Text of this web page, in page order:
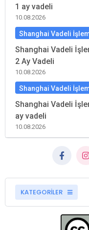
1 ay vadeli
10.08.2026
Shanghai Vadeli
Shanghai Vadeli
2 Ay Vadeli
10.08.2026
Shanghai Vadeli
Shanghai Vadeli
ay vadeli
10.08.2026
KATEGORİLER